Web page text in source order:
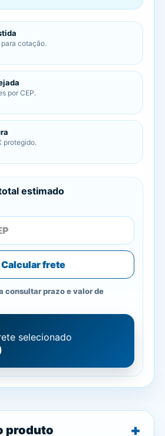
cotação.
por CEP.
protegido.
estimado
Calcular frete
consultar prazo e valor de
selecionado
produto